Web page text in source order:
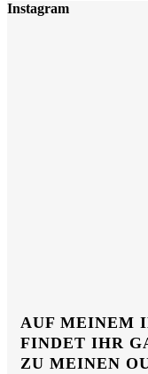
Instagram
AUF MEINEM
FINDET IHR
ZU MEINEN